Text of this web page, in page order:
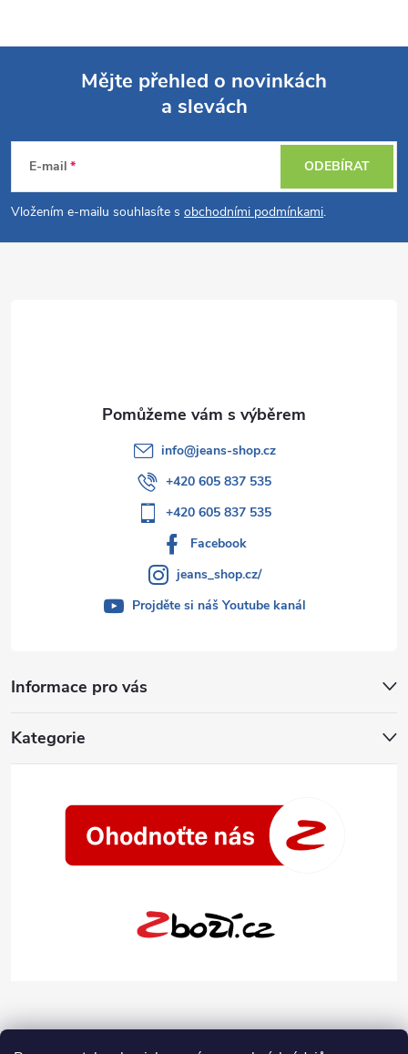
p
a
Mějte přehled o novinkách
a slevách
E-mail
Vložením e-mailu souhlasíte s obchodními podmínkami.
ODEBÍRAT
Informace pro vás
Kategorie
info@jeans-shop.cz
+420 605 837 535
+420 605 837 535
Facebook
jeans_shop.cz/
Projděte si náš Youtube kanál